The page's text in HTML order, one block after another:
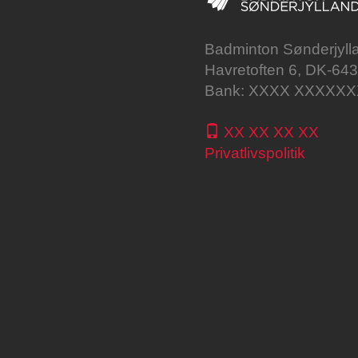
Badminton
Havretoften 6, DK-
Bank: XXXX
XX XX XX XX
Privatlivspolitik